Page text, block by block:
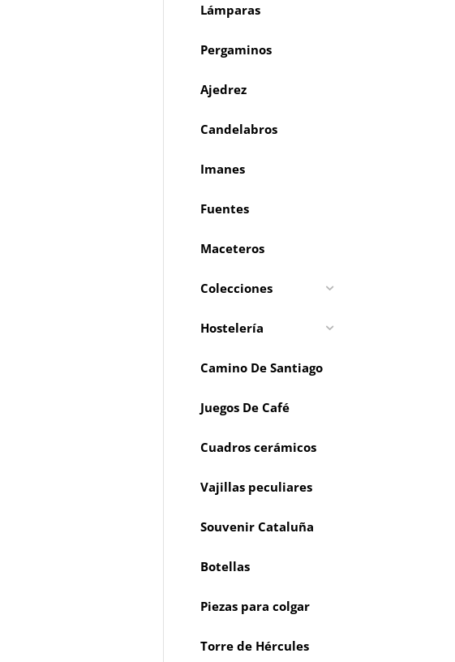
Lámparas
Pergaminos
Ajedrez
Candelabros
Imanes
Fuentes
Maceteros
Colecciones
Hostelería
Camino De Santiago
Juegos De Café
Cuadros cerámicos
Vajillas peculiares
Souvenir Cataluña
Botellas
Piezas para colgar
Torre de Hércules